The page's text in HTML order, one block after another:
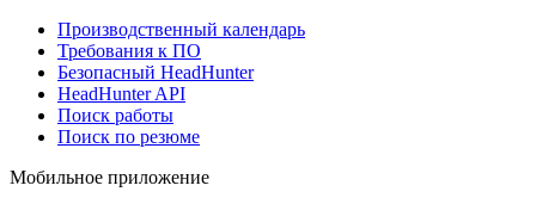
Производственный календарь
Требования к ПО
Безопасный HeadHunter
HeadHunter API
Поиск работы
Поиск по резюме
Мобильное приложение